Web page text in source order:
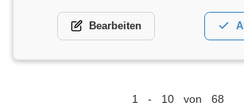
Bearbeiten
1 - 10 von 68